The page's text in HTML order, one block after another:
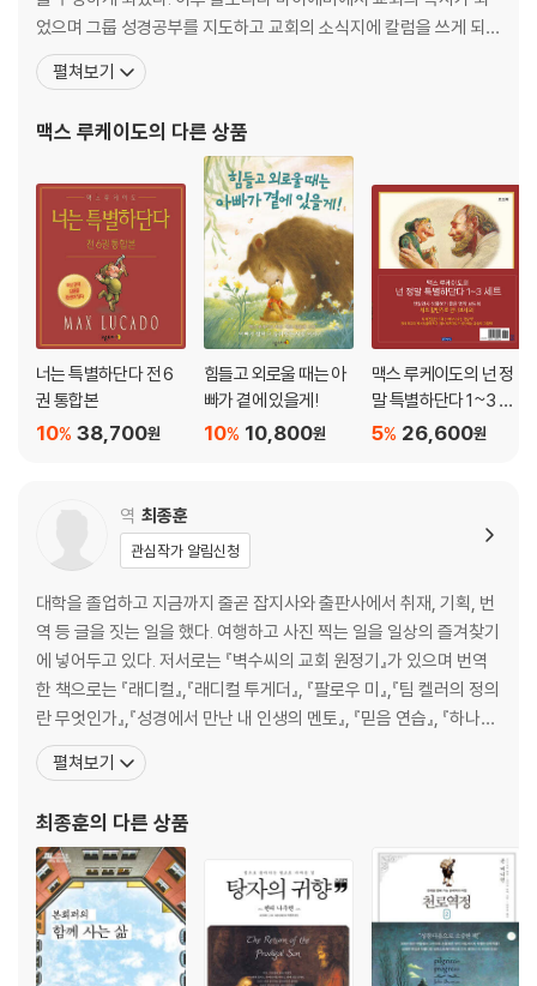
제12장 숨 막히는 공포에서 평안으로
제13장 고요한 밤, 외로운 낮
제14장 수탉의 울음소리, 그리고 나
제15장 머리를 매끄럽게, 상처를 부드럽게
낙심의 짐
제16장 복숭아 조림을 담그는 계절
질투의 짐
제17장 하나님, 집요한 사랑의 추적자
의심의 짐
제18장 날마다 더 가까이, 천국으로 또 집으로
향수의 짐
맺음말
었으며 그룹 성경공부를 지도하고 교회의 소식지에 칼럼을 쓰게 되었
고 칼럼을 엮어 책인 On the Anvil을 출간하였다. 마이애미에서 거
주한지 2년 후 맥스 루케이도는 아내와 함께 브라질의 리우데자네이
인 기독교 작가이면서 가장 영향력 있는
펼쳐보기
맥스 루케이도의 다른 상품
너는 특별하단다 전 6
권 통합본
38,700원
10%
힘들고 외로울 때는 아
빠가 곁에 있을게!
10,800원
10%
맥스 루케이도의 넌 정
말 특별하단다 1~3 세
트
26,600원
5%
역 최종훈
관심작가 알림신청
대학을 졸업하고 지금까지 줄곧 잡지사와 출판사에서 취재, 기획, 번
역 등 글을 짓는 일을 했다. 여행하고 사진 찍는 일을 일상의 즐겨찾기
에 넣어두고 있다. 저서로는 『벽수씨의 교회 원정기』가 있으며 번역
한 책으로는 『래디컬』,『래디컬 투게더』, 『팔로우 미』,『팀 켈러의 정의
란 무엇인가』,『성경에서 만난 내 인생의 멘토』, 『믿음 연습』, 『하나님
은 너를 포기하지 않는다』, 『기도』, 『나는 크리스천입니다』, 『탕자의
귀향』, 『집으로 돌아가는 길』, 『사랑으로 소문난 교회』, 『사랑의 짐』,
네』『닉 부이치치
펼쳐보기
최종훈의 다른 상품